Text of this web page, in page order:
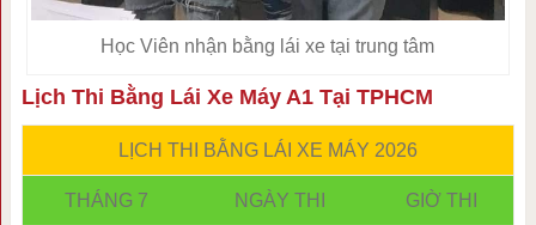
Học Viên nhận bằng lái xe tại trung tâm
Lịch Thi Bằng Lái Xe Máy A1 Tại TPHCM
LỊCH THI BẰNG LÁI XE MÁY 2026
THÁNG 7 NGÀY THI GIỜ THI